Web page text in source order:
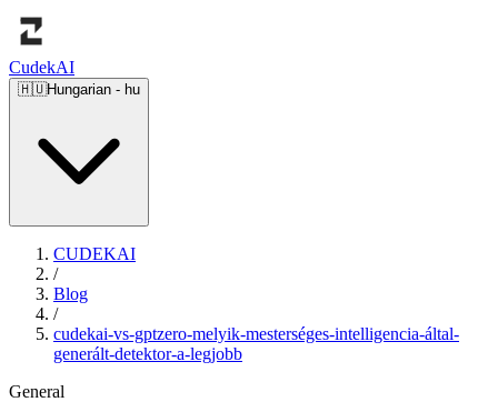
CudekAI
🇭🇺Hungarian - hu
CUDEKAI
/
Blog
/
cudekai-vs-gptzero-melyik-mesterséges-intelligencia-által-
generált-detektor-a-legjobb
General